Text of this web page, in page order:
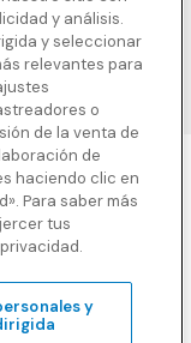
de
sitio
nombre comercial de
Blue Shield Global
Global
licenciatario
propiedad de la
y análisis.
y seleccionar
relevantes para
o
de la venta de
de
haciendo clic en
Para saber más
tus
y